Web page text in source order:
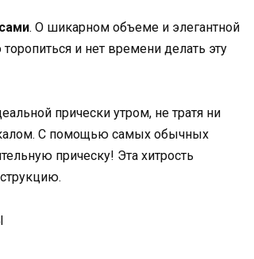
. О шикарном объеме и элегантной
и нет времени делать эту
прически утром, не тратя ни
С помощью самых обычных
прическу! Эта хитрость